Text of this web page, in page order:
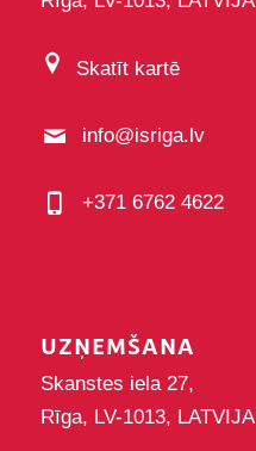
Skatīt kartē
info@isriga.lv
+371 6762 4622
UZŅEMŠANA
Skanstes iela 27,
Rīga, LV-1013, LATVIJA